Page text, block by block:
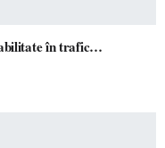
Polițiștii sătmăreni fac apel la responsabilitate în trafic…